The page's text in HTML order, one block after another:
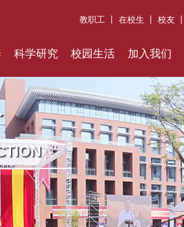
教职工 在校生 校友
科学研究 校园生活 加入我们